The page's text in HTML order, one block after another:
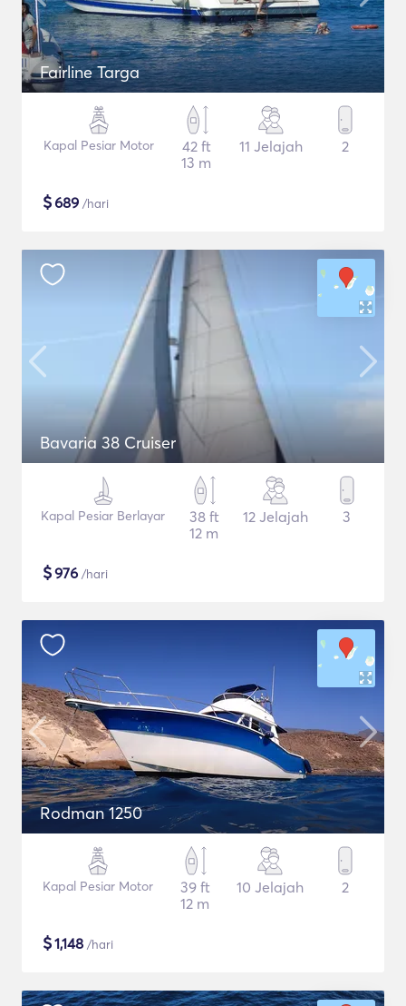
Fairline Targa
Kapal Pesiar Motor
42 ft
13 m
11 Jelajah 2
$689 /hari
Bavaria 38 Cruiser
Kapal Pesiar Berlayar
38 ft
12 m
12 Jelajah 3
$976 /hari
Rodman 1250
Kapal Pesiar Motor
39 ft
12 m
10 Jelajah 2
$1,148 /hari